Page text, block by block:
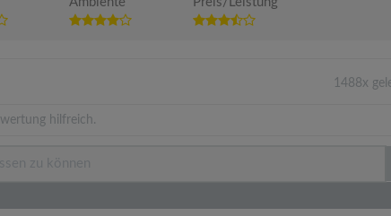
1488x
hilfreich.